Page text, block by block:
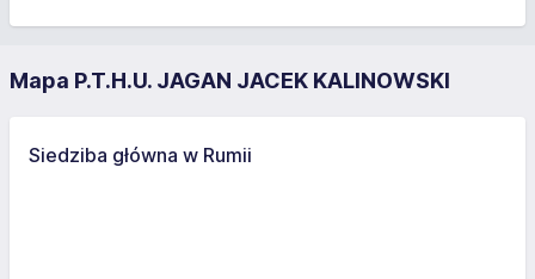
Mapa P.T.H.U. JAGAN JACEK KALINOWSKI
Siedziba główna w Rumii